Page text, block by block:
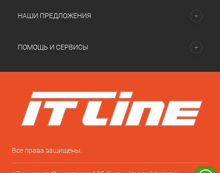
НАШИ ПРЕДЛОЖЕНИЯ
ПОМОЩЬ И СЕРВИСЫ
Все права защищены.